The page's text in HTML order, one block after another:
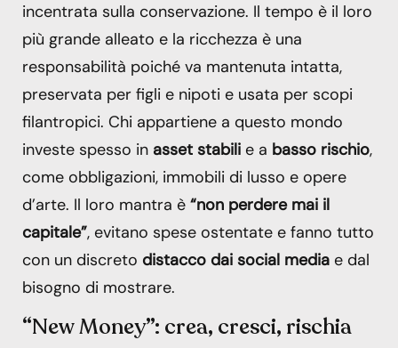
incentrata sulla conservazione. Il tempo è il loro
più grande alleato e la ricchezza è una
responsabilità poiché va mantenuta intatta,
preservata per figli e nipoti e usata per scopi
filantropici. Chi appartiene a questo mondo
investe spesso in asset stabili e a basso rischio,
come obbligazioni, immobili di lusso e opere
d’arte. Il loro mantra è “non perdere mai il
capitale”, evitano spese ostentate e fanno tutto
con un discreto distacco dai social media e dal
bisogno di mostrare.
“New Money”: crea, cresci, rischia